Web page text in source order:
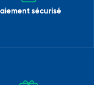
sécurisé